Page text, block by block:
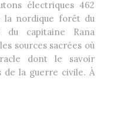
électriques 462
la nordique forêt du
du capitaine Rana
sources sacrées où
dont le savoir
la guerre civile. À